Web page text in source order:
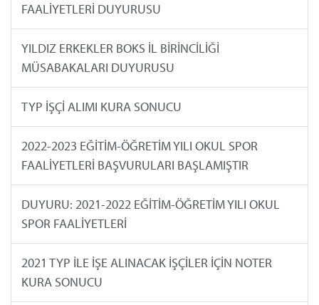
FAALİYETLERİ DUYURUSU
YILDIZ ERKEKLER BOKS İL BİRİNCİLİĞİ
MÜSABAKALARI DUYURUSU
TYP İŞÇİ ALIMI KURA SONUCU
2022-2023 EĞİTİM-ÖĞRETİM YILI OKUL SPOR
FAALİYETLERİ BAŞVURULARI BAŞLAMIŞTIR
DUYURU: 2021-2022 EĞİTİM-ÖĞRETİM YILI OKUL
SPOR FAALİYETLERİ
2021 TYP İLE İŞE ALINACAK İŞÇİLER İÇİN NOTER
KURA SONUCU